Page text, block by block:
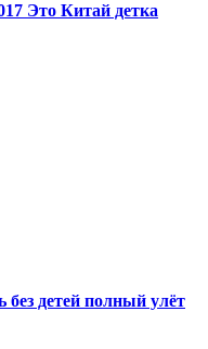
Это Китай детка
детей полный улёт